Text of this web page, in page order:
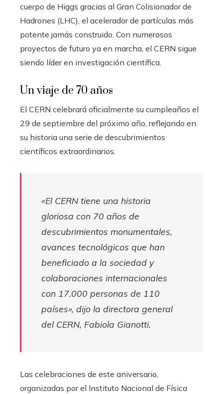
cuerpo de Higgs gracias al Gran Colisionador de
Hadrones (LHC), el acelerador de partículas más
potente jamás construido. Con numerosos
proyectos de futuro ya en marcha, el CERN sigue
siendo líder en investigación científica.
Un viaje de 70 años
El CERN celebrará oficialmente su cumpleaños el
29 de septiembre del próximo año, reflejando en
su historia una serie de descubrimientos
científicos extraordinarios.
«El CERN tiene una historia
gloriosa con 70 años de
descubrimientos monumentales,
avances tecnológicos que han
beneficiado a la sociedad y
colaboraciones internacionales
con 17.000 personas de 110
países», dijo la directora general
del CERN, Fabiola Gianotti.
Las celebraciones de este aniversario,
organizadas por el Instituto Nacional de Física